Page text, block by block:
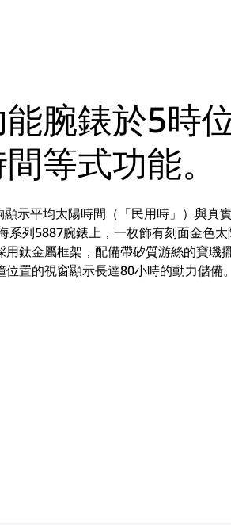
腕錶於5時
等式功能。
示平均太陽時間（「民用時」）與
列5887腕錶上，一枚飾有刻面金色
鈦金屬框架，配備帶矽質游絲的寶
置的視窗顯示長達80小時的動力儲